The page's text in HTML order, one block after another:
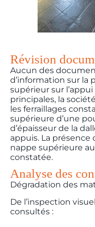
Révision
Aucun des
d’information sur la
supérieur sur
principales, la
les ferraillages
supérieure d’une
d’épaisseur de la
appuis. La présence
nappe supérieure
constatée.
Analyse des
Dégradation des
De l’inspection
consultés :